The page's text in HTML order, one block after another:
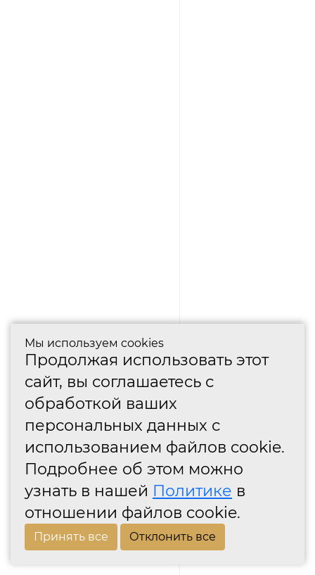
Мы используем cookies
Продолжая использовать этот
сайт, вы соглашаетесь с
обработкой ваших
персональных данных с
использованием файлов cookie.
Подробнее об этом можно
узнать в нашей Политике в
отношении файлов cookie.
Принять все Отклонить все